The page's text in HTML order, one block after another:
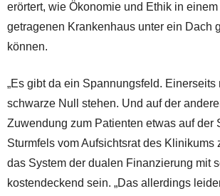
erörtert, wie Ökonomie und Ethik in einem
getragenen Krankenhaus unter ein Dach
können.
„Es gibt da ein Spannungsfeld. Einerseits
schwarze Null stehen. Und auf der
Zuwendung zum Patienten etwas auf der
Sturmfels vom Aufsichtsrat des Klinikums
das System der dualen Finanzierung mit
kostendeckend sein. „Das allerdings